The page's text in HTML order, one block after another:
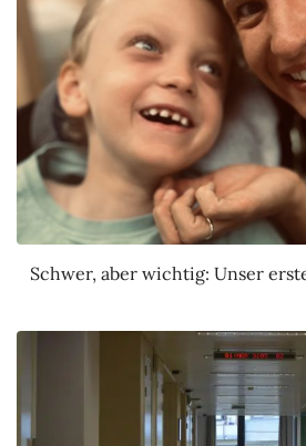
Schwer, aber wichtig: Unser